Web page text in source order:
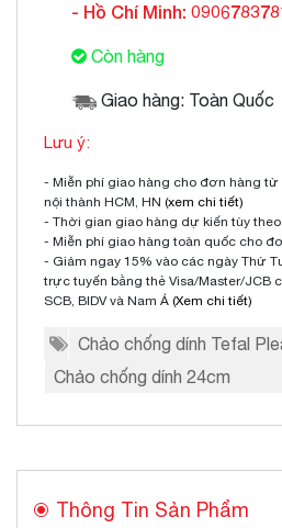
- Hồ Chí Minh:
Còn hàng
Giao hàng: Toàn Quốc
Lưu ý:
- Miễn phí giao hàng cho đơn hàng
nội thành HCM, HN (xem chi tiết)
- Thời gian giao hàng dự kiến tùy
- Miễn phí giao hàng toàn quốc cho
- Giảm ngay 15% vào các ngày Thứ
trực tuyến bằng thẻ Visa/Master/JCB
SCB, BIDV và Nam Á (Xem chi tiết)
Chảo chống dính Tefal
Chảo chống dính 24cm
Thông Tin Sản Phẩm